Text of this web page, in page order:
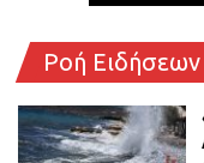
Ροή Ειδήσεων